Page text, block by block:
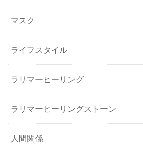
マスク
ライフスタイル
ラリマーヒーリング
ラリマーヒーリングストーン
人間関係